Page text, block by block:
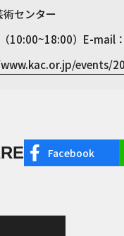
センター
10:00~18:00）E-mail：
events/
Facebook